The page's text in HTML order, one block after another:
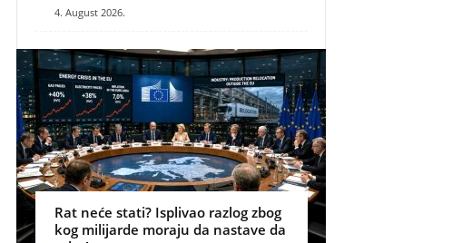
4. August 2026.
Rat neće stati? Isplivao razlog zbog
kog milijarde moraju da nastave da